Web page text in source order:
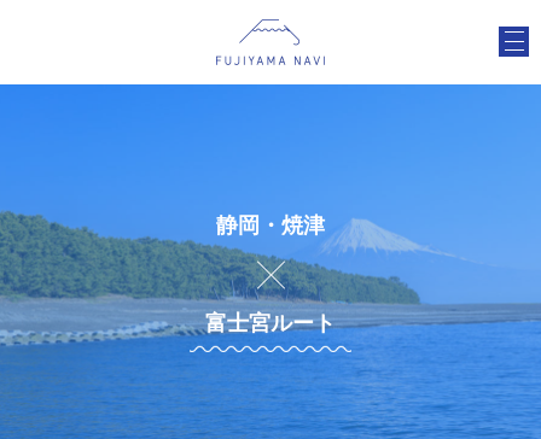
静岡・焼津
富士宮ルート